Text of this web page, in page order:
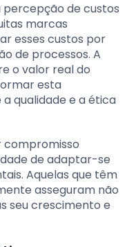
percepção de custos
marcas
esses custos por
de processos. A
o valor real do
esta
qualidade e a ética
compromisso
de adaptar-se
Aquelas que têm
asseguram não
seu crescimento e